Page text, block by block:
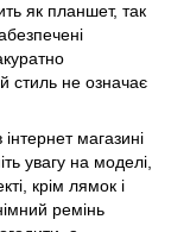
як планшет, так
стиль не означає
магазині
увагу на моделі,
крім лямок і
ремінь